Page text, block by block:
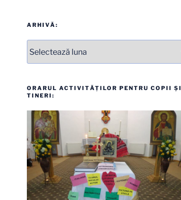
ARHIVĂ:
ORARUL ACTIVITĂȚILOR PENTRU COPII ȘI
TINERI: